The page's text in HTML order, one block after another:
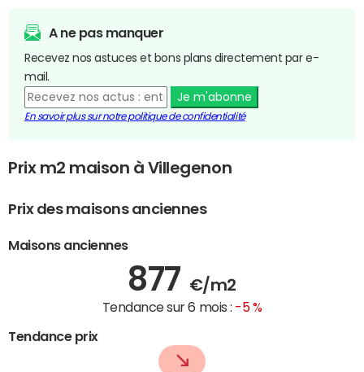
A ne pas manquer
Recevez nos astuces et bons plans directement par e-
mail.
Je m'abonne
En savoir plus sur notre politique de confidentialité
Prix m2 maison à Villegenon
Prix des maisons anciennes
Maisons anciennes
877 €/m2
Tendance sur 6 mois : -5 %
Tendance prix